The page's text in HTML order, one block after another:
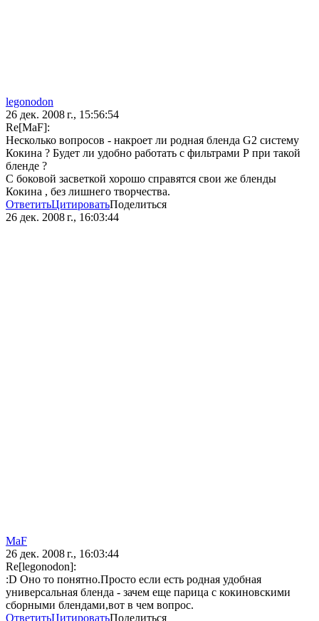
legonodon
26 дек. 2008 г., 15:56:54
Re[MaF]:
Несколько вопросов - накроет ли родная бленда G2 систему
Кокина ? Будет ли удобно работать с фильтрами Р при такой
бленде ?
С боковой засветкой хорошо справятся свои же бленды
Кокина , без лишнего творчества.
ОтветитьЦитироватьПоделиться
26 дек. 2008 г., 16:03:44
MaF
26 дек. 2008 г., 16:03:44
Re[legonodon]:
:D Оно то понятно.Просто если есть родная удобная
универсальная бленда - зачем еще парица с кокиновскими
сборными блендами,вот в чем вопрос.
ОтветитьЦитироватьПоделиться